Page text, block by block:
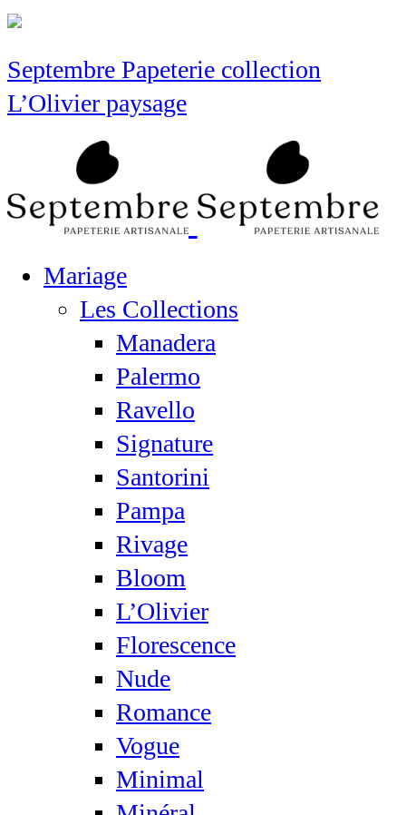
Septembre Papeterie collection
L’Olivier paysage
Mariage
Les Collections
Manadera
Palermo
Ravello
Signature
Santorini
Pampa
Rivage
Bloom
L’Olivier
Florescence
Nude
Romance
Vogue
Minimal